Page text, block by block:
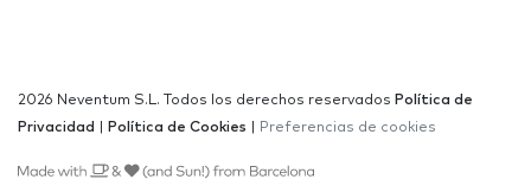
2026 Neventum S.L. Todos los derechos reservados Política de
Privacidad
Política de Cookies Preferencias de cookies